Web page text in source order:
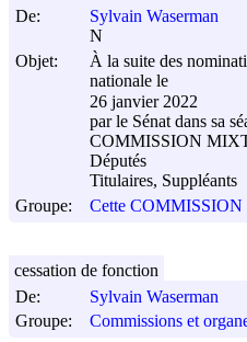
De:
Sylvain Waserman
N
Objet:
À la suite des
nationale le
26 janvier 2022
par le Sénat dans sa
COMMISSION
Députés
Titulaires, Suppléants
Groupe:
Cette
De:
Sylvain Waserman
Groupe:
Commissions et
cessation de fonction